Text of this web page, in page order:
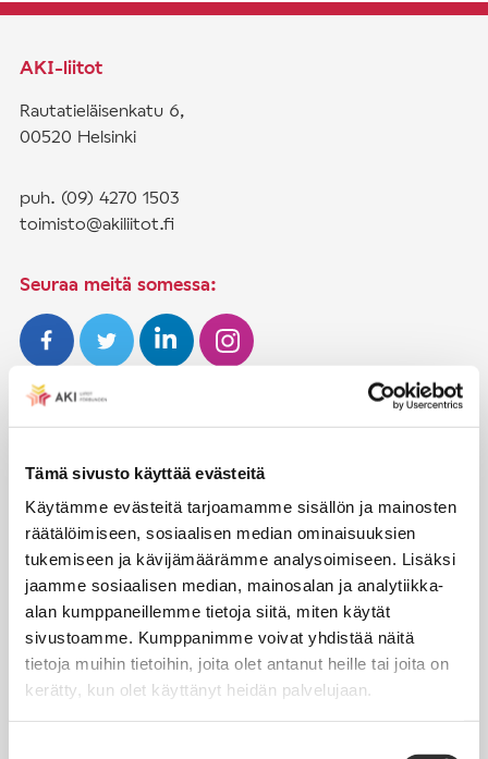
Tämä sivusto käyttää evästeitä
Käytämme evästeitä tarjoamamme sisällön ja mainosten
räätälöimiseen, sosiaalisen median ominaisuuksien
tukemiseen ja kävijämäärämme analysoimiseen. Lisäksi
jaamme sosiaalisen median, mainosalan ja analytiikka-
alan kumppaneillemme tietoja siitä, miten käytät
sivustoamme. Kumppanimme voivat yhdistää näitä
tietoja muihin tietoihin, joita olet antanut heille tai joita on
kerätty, kun olet käyttänyt heidän palvelujaan.
AKI-liitot
Rautatieläisenkatu 6,
00520 Helsinki
puh. (09) 4270 1503
toimisto@akiliitot.fi
Seuraa meitä somessa:
JÄSENYYS
Henkilöjäsenyys
Liittojäsenyys
Jäsentietojen päivittäminen
Matkalaskut
AJANKOHTAISTA